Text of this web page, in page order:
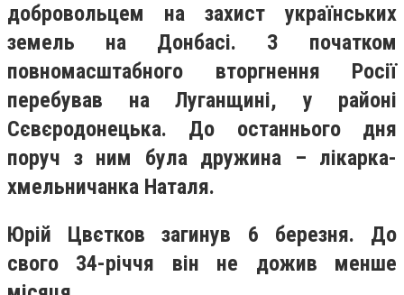
добровольцем на захист українських
земель на Донбасі. З початком
повномасштабного вторгнення Росії
перебував на Луганщині, у районі
Сєвєродонецька. До останнього дня
поруч з ним була дружина – лікарка-
хмельничанка Наталя.
Юрій Цвєтков загинув 6 березня. До
свого 34-річчя він не дожив менше